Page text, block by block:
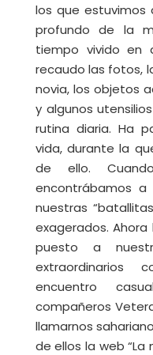
los que estuvimos
profundo de la
tiempo vivido en
recaudo las fotos,
novia, los objetos
y algunos
rutina diaria. Ha
vida, durante la
de ello.
encontrábamos
nuestras
exagerados.
puesto a
extraordinarios
encuentro
compañeros
llamarnos
de ellos la web “La